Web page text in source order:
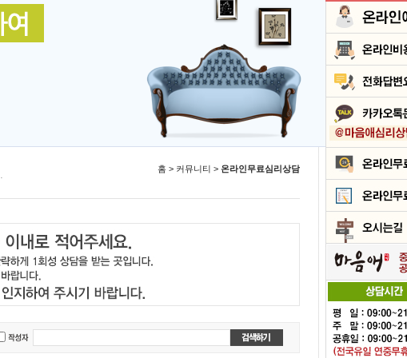
홈 > 커뮤니티 > 온라인무료심리상담